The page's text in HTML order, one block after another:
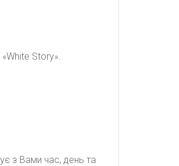
Story».
з Вами час, день та